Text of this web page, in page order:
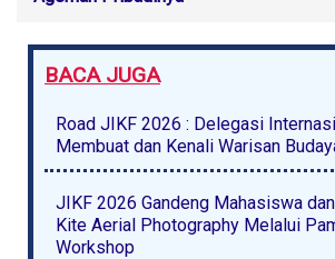
BACA JUGA
Road JIKF 2026 : Delegasi
Membuat dan Kenali Warisan
JIKF 2026 Gandeng Mahasiswa
Kite Aerial Photography Melalui
Workshop